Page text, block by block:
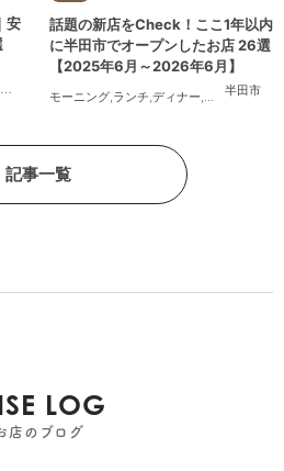
大府市
,半田市 常滑市 美浜町, 南知多町
安
家族 カップル,友人 半田市
話題の新店をCheck！ここ1年以内
に半田市でオープンしたお店 26選
【2025年6月～2026年6月】
モーニング ランチ ディナー アルコール
記事一覧
LOG
店のブログ